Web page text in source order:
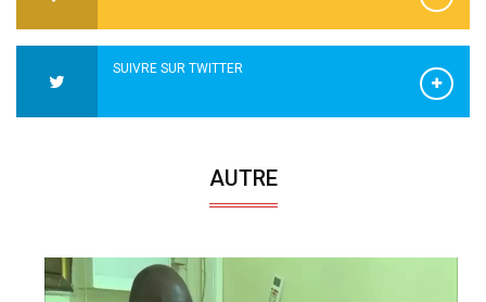
SUIVRE SUR TWITTER
AUTRE